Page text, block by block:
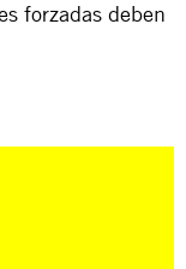
forzadas deben